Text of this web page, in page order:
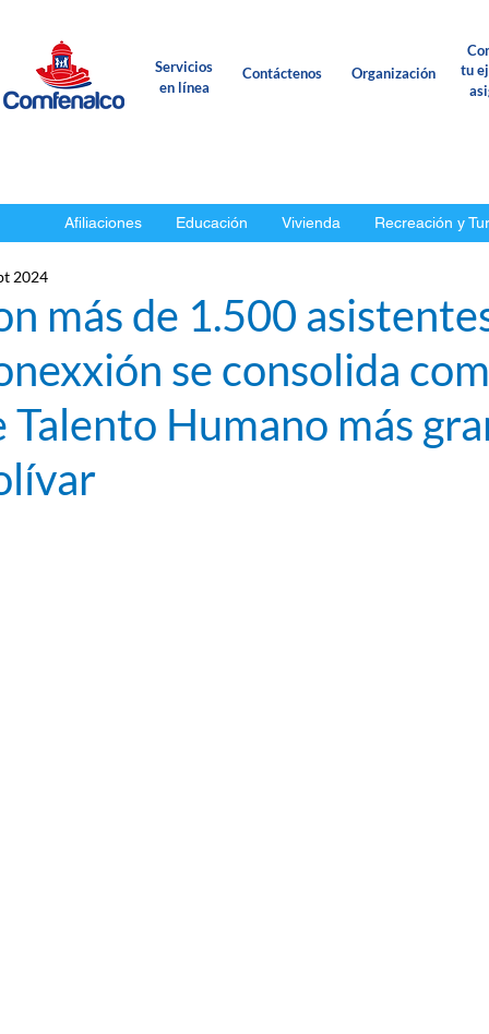
Servicios
en línea
Contáctenos Organización
tu
Afiliaciones Educación Vivienda Recreación y
más de 1.500
se consolida
Talento Humano más
2024